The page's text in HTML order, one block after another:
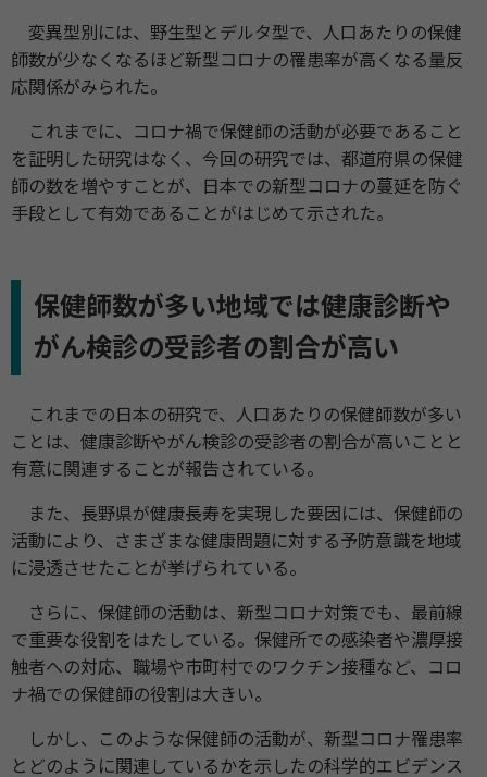
変異型別には、野生型とデルタ型で、人口あたりの保健
師数が少なくなるほど新型コロナの罹患率が高くなる量反
応関係がみられた。
これまでに、コロナ禍で保健師の活動が必要であること
を証明した研究はなく、今回の研究では、都道府県の保健
師の数を増やすことが、日本での新型コロナの蔓延を防ぐ
手段として有効であることがはじめて示された。
保健師数が多い地域では健康診断や
がん検診の受診者の割合が高い
これまでの日本の研究で、人口あたりの保健師数が多い
ことは、健康診断やがん検診の受診者の割合が高いことと
有意に関連することが報告されている。
また、長野県が健康長寿を実現した要因には、保健師の
活動により、さまざまな健康問題に対する予防意識を地域
に浸透させたことが挙げられている。
さらに、保健師の活動は、新型コロナ対策でも、最前線
で重要な役割をはたしている。保健所での感染者や濃厚接
触者への対応、職場や市町村でのワクチン接種など、コロ
ナ禍での保健師の役割は大きい。
しかし、このような保健師の活動が、新型コロナ罹患率
とどのように関連しているかを示したの科学的エビデンス